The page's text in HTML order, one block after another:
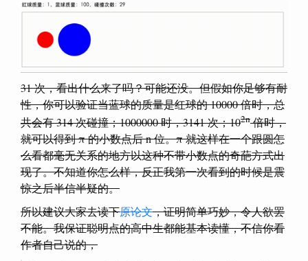
31 次，看出什么来了吗？可能还没。但假如你足够有耐
性，你可以验证当蓝球的质量是红球的 10000 倍时，总
共会有 314 次碰撞；1000000 时，3141 次；102n倍时，
就可以得到 π 的小数点后 n 位。π 就这样在一个跟圆怎
么看都毫无关系的地方以这种不带小数点的奇葩方式出
现了。不知道你怎么样，反正我第一次看到的时候是震
惊之后半信半疑的。
所以建议大家去读下原论文，证明简单巧妙，令人欲罢
不能。我保证聪明点的高中生都能基本读懂，不信你看
作者自己说的，